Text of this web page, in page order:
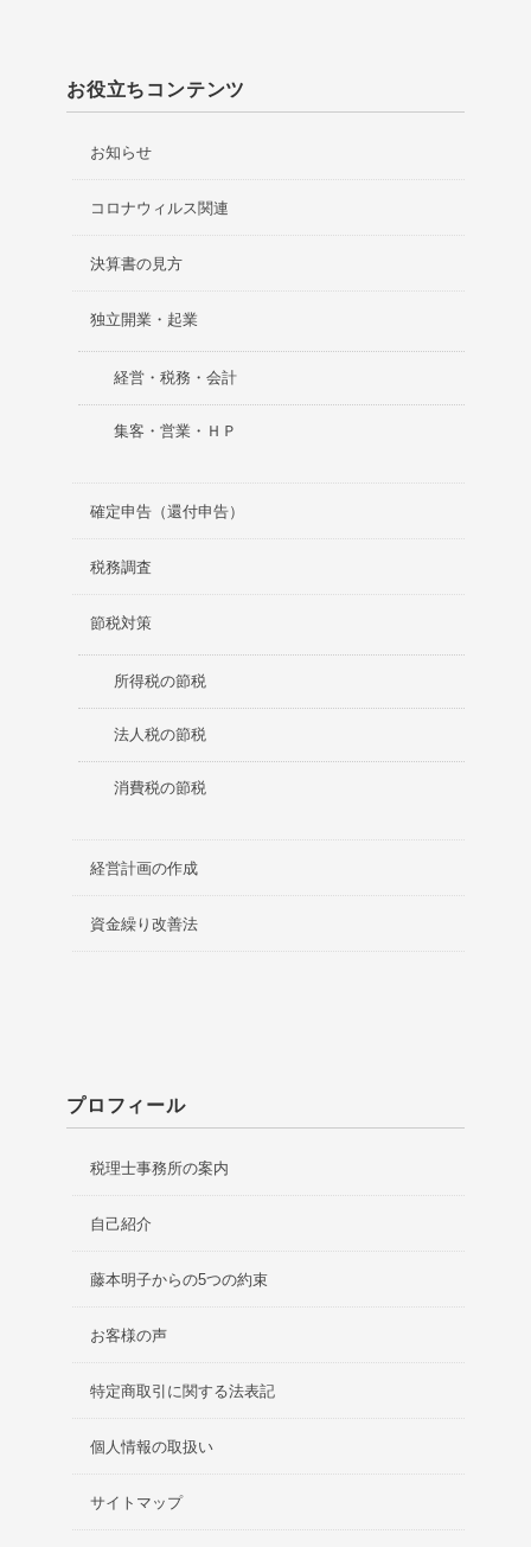
お役立ちコンテンツ
お知らせ
コロナウィルス関連
決算書の見方
独立開業・起業
経営・税務・会計
集客・営業・ＨＰ
確定申告（還付申告）
税務調査
節税対策
所得税の節税
法人税の節税
消費税の節税
経営計画の作成
資金繰り改善法
プロフィール
税理士事務所の案内
自己紹介
藤本明子からの5つの約束
お客様の声
特定商取引に関する法表記
個人情報の取扱い
サイトマップ